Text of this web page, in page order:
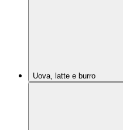
Uova, latte e burro